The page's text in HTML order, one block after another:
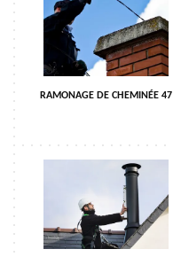
RAMONAGE DE CHEMINÉE 47